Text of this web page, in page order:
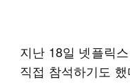
지난 18일 넷플릭
직접 참석하기도 했